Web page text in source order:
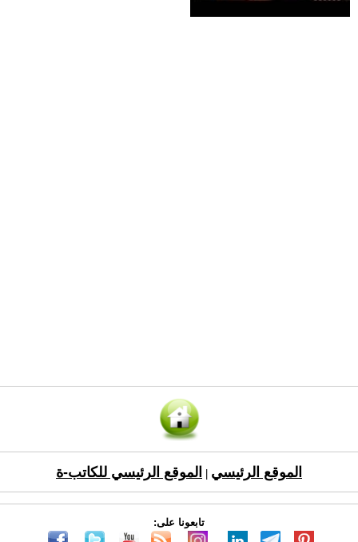
الموقع الرئيسي الموقع الرئيسي للكاتب-ة
تابعونا على: